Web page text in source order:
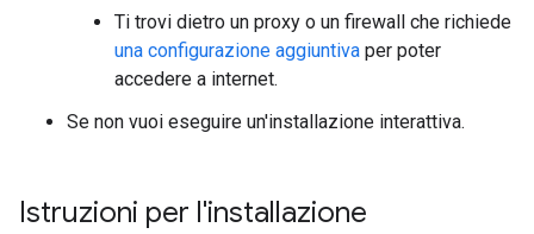
Ti trovi dietro un proxy o un firewall che richiede
una configurazione aggiuntiva per poter
accedere a internet.
Se non vuoi eseguire un'installazione interattiva.
Istruzioni per l'installazione